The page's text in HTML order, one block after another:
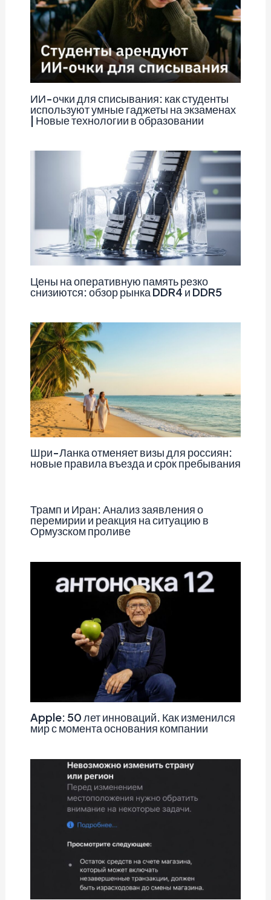
ИИ-очки для списывания: как студенты
используют умные гаджеты на экзаменах
| Новые технологии в образовании
Цены на оперативную память резко
снизиются: обзор рынка DDR4 и DDR5
Шри-Ланка отменяет визы для россиян:
новые правила въезда и срок пребывания
Трамп и Иран: Анализ заявления о
перемирии и реакция на ситуацию в
Ормузском проливе
Apple: 50 лет инноваций. Как изменился
мир с момента основания компании